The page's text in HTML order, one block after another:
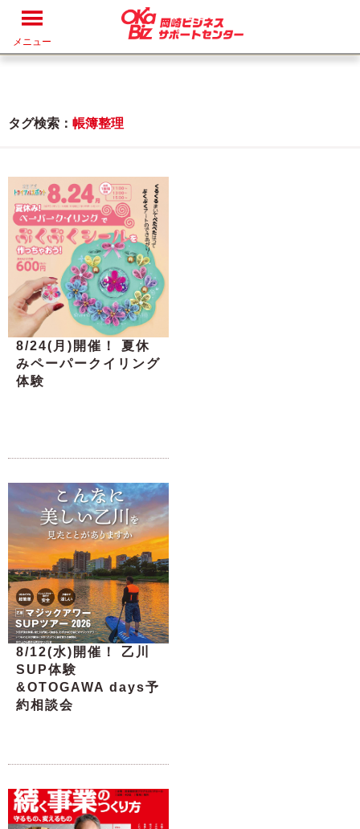
メニュー
タグ検索： 帳簿整理
8/24(月)開催！ 夏休
みペーパークイリング
体験
8/12(水)開催！ 乙川
SUP体験
&OTOGAWA days予
約相談会